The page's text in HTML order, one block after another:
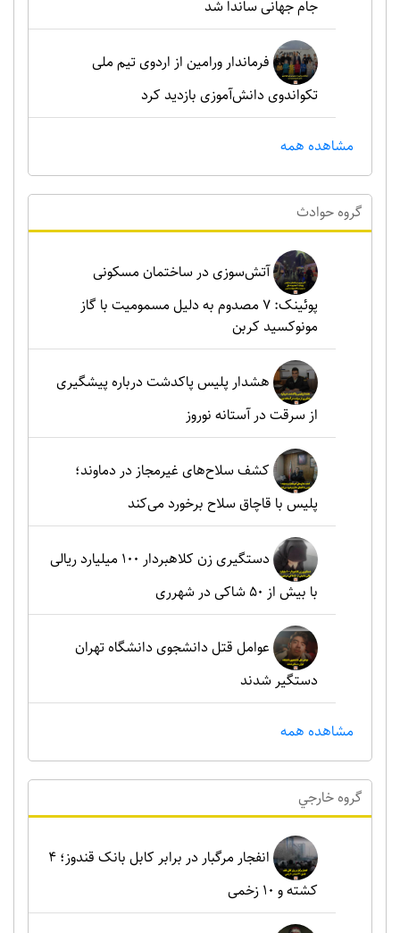
جام جهانی ساندا شد
فرماندار ورامین از اردوی تیم ملی
تکواندوی دانش‌آموزی بازدید کرد
مشاهده همه
گروه حوادث
آتش‌سوزی در ساختمان مسکونی
پوئینک: 7 مصدوم به دلیل مسمومیت با گاز
مونوکسید کربن
هشدار پلیس پاکدشت درباره پیشگیری
از سرقت در آستانه نوروز
کشف سلاح‌های غیرمجاز در دماوند؛
پلیس با قاچاق سلاح برخورد می‌کند
دستگیری زن کلاهبردار ۱۰۰ میلیارد ریالی
با بیش از ۵۰ شاکی در شهرری
عوامل قتل دانشجوی دانشگاه تهران
دستگیر شدند
مشاهده همه
گروه خارجي
انفجار مرگبار در برابر کابل بانک قندوز؛ ۴
کشته و ۱۰ زخمی